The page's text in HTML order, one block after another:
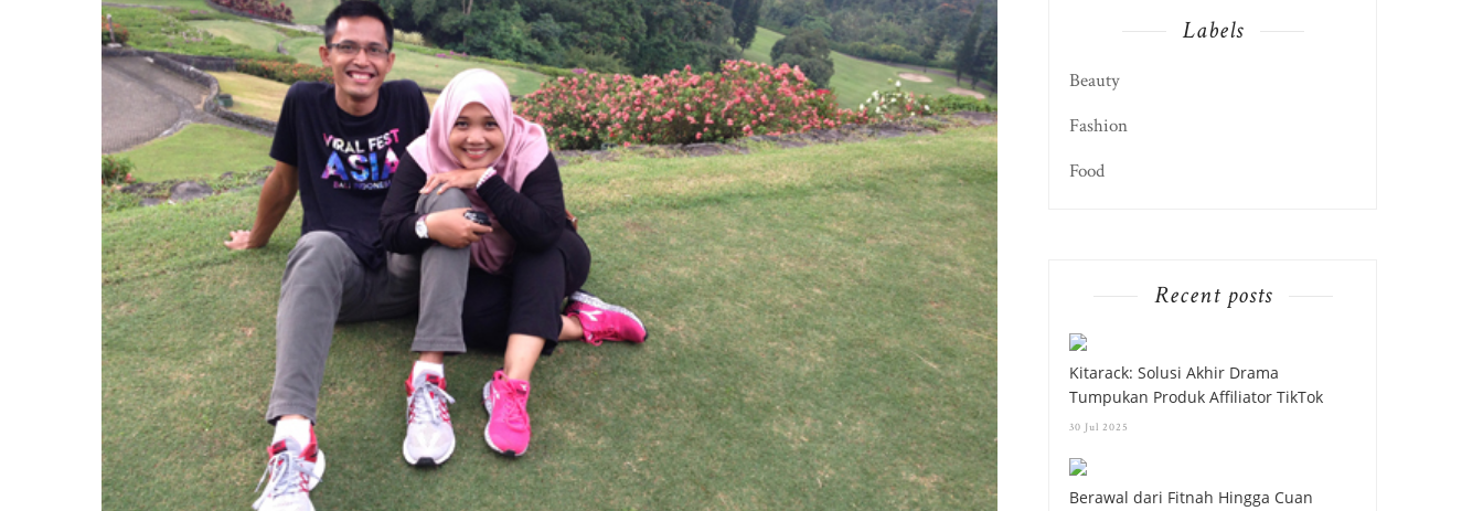
Labels
Beauty
Fashion
Food
Recent posts
Kitarack: Solusi Akhir Drama
Tumpukan Produk Affiliator TikTok
30 Jul 2025
Berawal dari Fitnah Hingga Cuan